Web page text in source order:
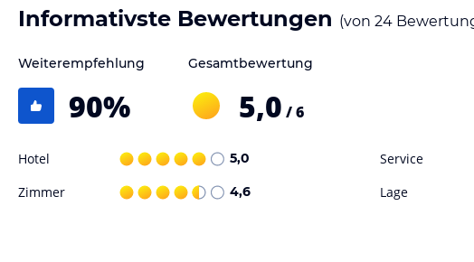
leichte Speisen und das italienische „La Scala Ristorante“. Ein Frühstücksbuffet
Die Unterkunft bietet ein Fitnesscenter, das rund um die Uhr zugänglich ist. Ein
Behandlungen wird ebenfalls gegen Gebühr zur Verfügung gestellt. Der
genutzt werden.
Hinweis:
Verfasst von HolidayCheck mit Hilfe von KI. Alle Angaben ohne
Informativste Bewertungen (von 24
Weiterempfehlung
90%
Gesamtbewertung
5,0 / 6
Hotel 5,0 Service
Zimmer 4,6 Lage